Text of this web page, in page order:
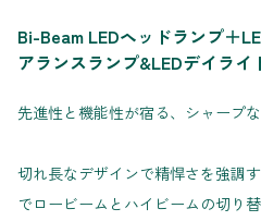
Bi-Beam LEDヘッドランプ＋
アランスランプ&LEDデイライ
先進性と機能性が宿る、シャープな
切れ長なデザインで精悍さを強調
でロービームとハイビームの切り